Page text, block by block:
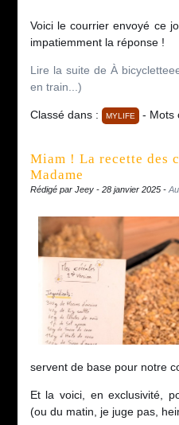
Voici le courrier envoyé ce
impatiemment la réponse !
Lire la suite de À
en train...)
Classé dans : MYLIFE - Mots
Miam ! La recette des
Madame
Rédigé par Jeey - 28 janvier 2025 -
servent de base pour notre
Et la voici, en exclusivité,
(ou du matin, je juge pas,